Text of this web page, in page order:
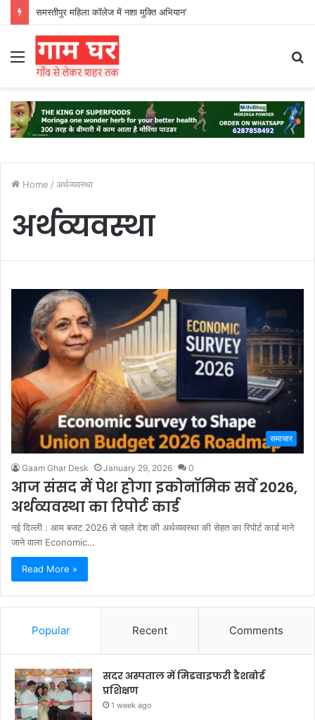
समस्तीपुर महिला कॉलेज में नशा मुक्ति अभियान’
Menu
Home / अर्थव्यवस्था
अर्थव्यवस्था
समाचार
Gaam Ghar Desk January 29, 2026 0
आज संसद में पेश होगा इकोनॉमिक सर्वे 2026,
अर्थव्यवस्था का रिपोर्ट कार्ड
नई दिल्ली : आम बजट 2026 से पहले देश की अर्थव्यवस्था की सेहत का रिपोर्ट कार्ड माने
जाने वाला Economic…
Read More »
Popular Recent Comments
सदर अस्पताल में मिडवाइफरी डैशबोर्ड
प्रशिक्षण
1 week ago